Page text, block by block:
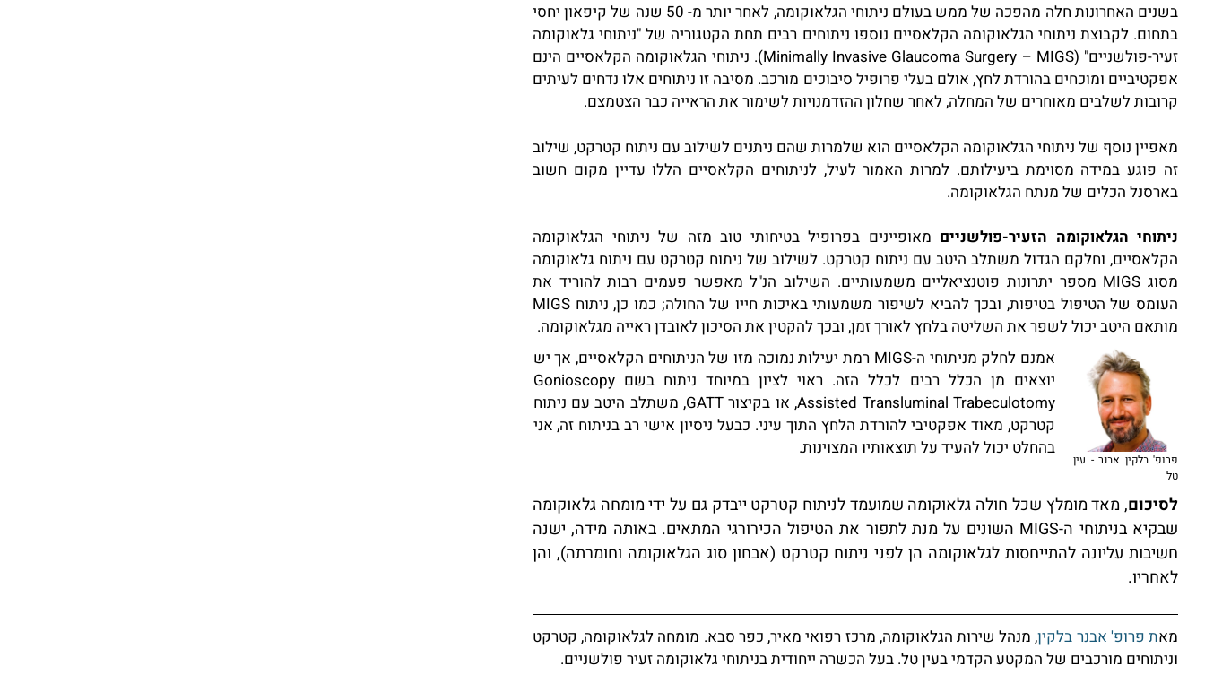
בשנים האחרונות חלה מהפכה של ממש בעולם ניתוחי הגלאוקומה, לאחר יותר מ- 50 שנה של קיפאון יחסי
בתחום. לקבוצת ניתוחי הגלאוקומה הקלאסיים נוספו ניתוחים רבים תחת הקטגוריה של "ניתוחי גלאוקומה
זעיר-פולשניים" (Minimally Invasive Glaucoma Surgery – MIGS). ניתוחי הגלאוקומה הקלאסיים הינם
אפקטיביים ומוכחים בהורדת לחץ, אולם בעלי פרופיל סיבוכים מורכב. מסיבה זו ניתוחים אלו נדחים לעיתים
קרובות לשלבים מאוחרים של המחלה, לאחר שחלון ההזדמנויות לשימור את הראייה כבר הצטמצם.
מאפיין נוסף של ניתוחי הגלאוקומה הקלאסיים הוא שלמרות שהם ניתנים לשילוב עם ניתוח קטרקט, שילוב
זה פוגע במידה מסוימת ביעילותם. למרות האמור לעיל, לניתוחים הקלאסיים הללו עדיין מקום חשוב
בארסנל הכלים של מנתח הגלאוקומה.
ניתוחי הגלאוקומה הזעיר-פולשניים מאופיינים בפרופיל בטיחותי טוב מזה של ניתוחי הגלאוקומה
הקלאסיים, וחלקם הגדול משתלב היטב עם ניתוח קטרקט. לשילוב של ניתוח קטרקט עם ניתוח גלאוקומה
מסוג MIGS מספר יתרונות פוטנציאליים משמעותיים. השילוב הנ"ל מאפשר פעמים רבות להוריד את
העומס של הטיפול בטיפות, ובכך להביא לשיפור משמעותי באיכות חייו של החולה; כמו כן, ניתוח MIGS
מותאם היטב יכול לשפר את השליטה בלחץ לאורך זמן, ובכך להקטין את הסיכון לאובדן ראייה מגלאוקומה.
פרופ' בלקין אבנר - עין
טל
אמנם לחלק מניתוחי ה-MIGS רמת יעילות נמוכה מזו של הניתוחים הקלאסיים, אך יש
יוצאים מן הכלל רבים לכלל הזה. ראוי לציון במיוחד ניתוח בשם Gonioscopy
Assisted Transluminal Trabeculotomy, או בקיצור GATT, משתלב היטב עם ניתוח
קטרקט, מאוד אפקטיבי להורדת הלחץ התוך עיני. כבעל ניסיון אישי רב בניתוח זה, אני
בהחלט יכול להעיד על תוצאותיו המצוינות.
לסיכום, מאד מומלץ שכל חולה גלאוקומה שמועמד לניתוח קטרקט ייבדק גם על ידי מומחה גלאוקומה
שבקיא בניתוחי ה-MIGS השונים על מנת לתפור את הטיפול הכירורגי המתאים. באותה מידה, ישנה
חשיבות עליונה להתייחסות לגלאוקומה הן לפני ניתוח קטרקט (אבחון סוג הגלאוקומה וחומרתה), והן
לאחריו.
מאת פרופ' אבנר בלקין, מנהל שירות הגלאוקומה, מרכז רפואי מאיר, כפר סבא. מומחה לגלאוקומה, קטרקט
וניתוחים מורכבים של המקטע הקדמי בעין טל. בעל הכשרה ייחודית בניתוחי גלאוקומה זעיר פולשניים.